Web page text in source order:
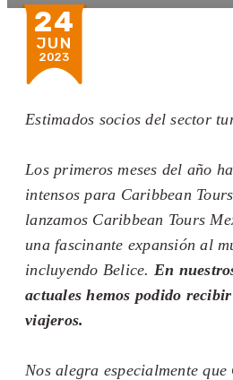
24
JUN
2023
Estimados socios del sector
Los primeros meses del año
intensos para Caribbean
lanzamos Caribbean Tours
una fascinante expansión al
incluyendo Belice. En
actuales hemos podido
viajeros.
Nos alegra especialmente